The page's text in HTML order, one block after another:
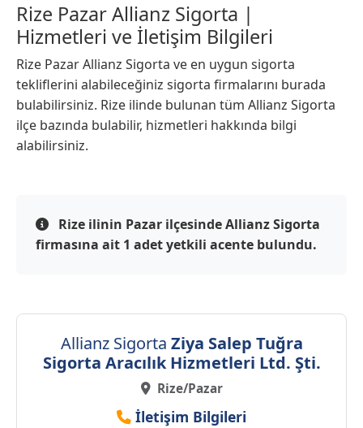
Rize Pazar Allianz Sigorta |
Hizmetleri ve İletişim Bilgileri
Rize Pazar Allianz Sigorta ve en uygun sigorta
tekliflerini alabileceğiniz sigorta firmalarını burada
bulabilirsiniz. Rize ilinde bulunan tüm Allianz Sigorta
ilçe bazında bulabilir, hizmetleri hakkında bilgi
alabilirsiniz.
Rize ilinin Pazar ilçesinde Allianz Sigorta
firmasına ait 1 adet yetkili acente bulundu.
Allianz Sigorta Ziya Salep Tuğra
Sigorta Aracılık Hizmetleri Ltd. Şti.
Rize/Pazar
İletişim Bilgileri